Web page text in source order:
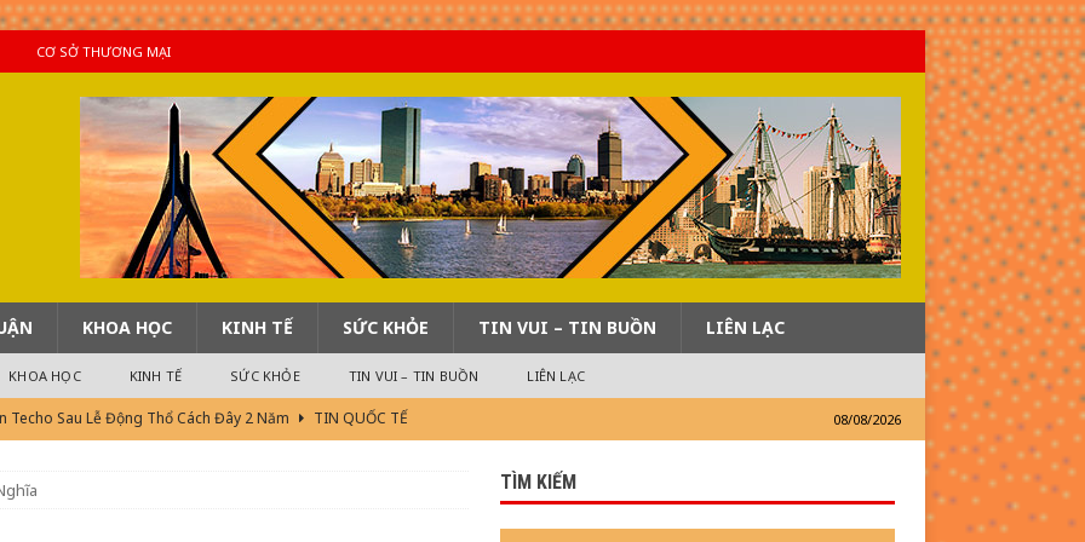
CƠ SỞ THƯƠNG MẠI
KHOA HỌC KINH TẾ SỨC KHỎE TIN VUI – TIN BUỒN LIÊN LẠC
KHOA HỌC KINH TẾ SỨC KHỎE TIN VUI – TIN BUỒN LIÊN LẠC
Techo Sau Lễ Động Thổ Cách Đây 2 Năm
TIN QUỐC TẾ
KHOA HỌC
08/08/2026
TÌM KIẾM